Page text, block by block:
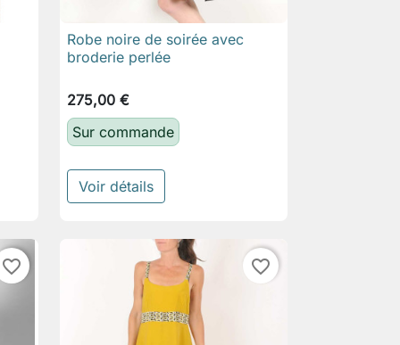
 Aperçu rapide
Robe noire de soirée avec
broderie perlée
275,00 €
Sur commande
Voir détails
favorite_border favorite_border